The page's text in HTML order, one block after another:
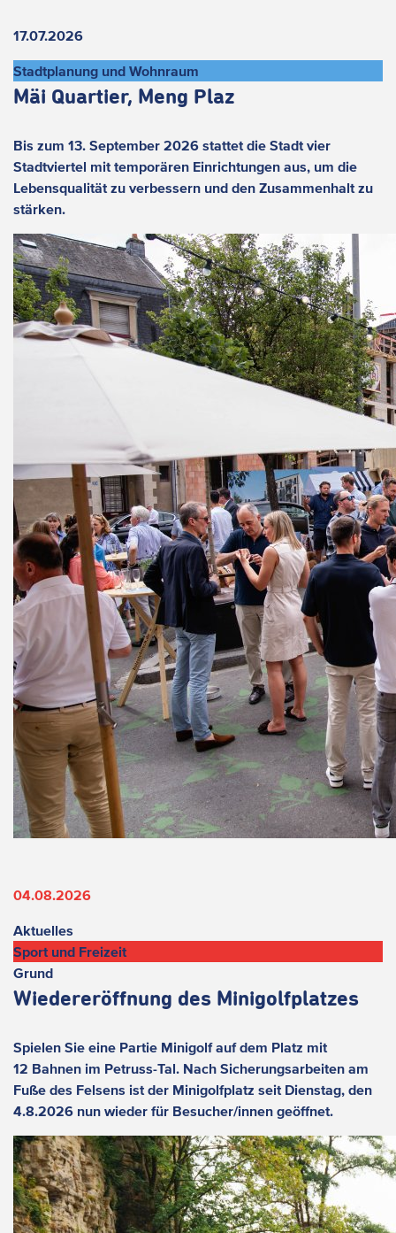
17.07.2026
Stadtplanung und Wohnraum
Mäi Quartier, Meng Plaz
Bis zum 13. September 2026 stattet die Stadt vier
Stadtviertel mit temporären Einrichtungen aus, um die
Lebensqualität zu verbessern und den Zusammenhalt zu
stärken.
04.08.2026
Aktuelles
Sport und Freizeit
Grund
Wiedereröffnung des Minigolfplatzes
Spielen Sie eine Partie Minigolf auf dem Platz mit
12 Bahnen im Petruss-Tal. Nach Sicherungsarbeiten am
Fuße des Felsens ist der Minigolfplatz seit Dienstag, den
4.8.2026 nun wieder für Besucher/innen geöffnet.